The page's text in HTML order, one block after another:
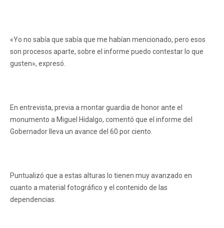
«Yo no sabía que sabía que me habían mencionado, pero esos
son procesos aparte, sobre el informe puedo contestar lo que
gusten», expresó.
En entrevista, previa a montar guardia de honor ante el
monumento a Miguel Hidalgo, comentó que el informe del
Gobernador lleva un avance del 60 por ciento.
Puntualizó que a estas alturas lo tienen muy avanzado en
cuanto a material fotográfico y el contenido de las
dependencias.